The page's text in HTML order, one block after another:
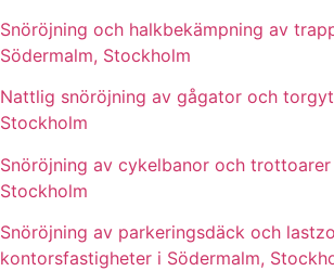
Snöröjning och halkbekämpning av
Södermalm, Stockholm
Nattlig snöröjning av gågator och
Stockholm
Snöröjning av cykelbanor och trottoarer
Stockholm
Snöröjning av parkeringsdäck och
kontorsfastigheter i Södermalm,